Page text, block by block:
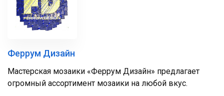
Феррум Дизайн
Мастерская мозаики «Феррум Дизайн» предлагает
огромный ассортимент мозаики на любой вкус.